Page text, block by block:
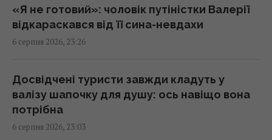
Анчоуси чи сардини: яка риба корисніша
21:47 четвер, 06 серпня 2026
В Україну може потрапити антидронова
ракета CM-70 з Канади, - ЗМІ
21:42 четвер, 06 серпня 2026
«Я не готовий»: чоловік путіністки Валерії
відкараскався від її сина-невдахи
6 серпня 2026, 23:26
Досвідчені туристи завжди кладуть у
валізу шапочку для душу: ось навіщо вона
потрібна
6 серпня 2026, 23:03